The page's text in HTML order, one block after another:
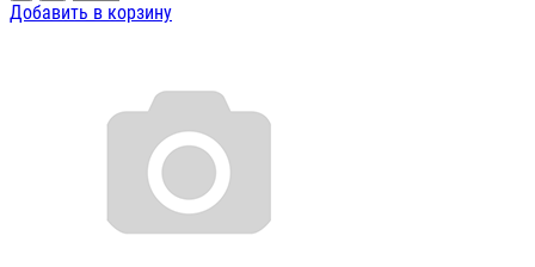
Добавить в корзину